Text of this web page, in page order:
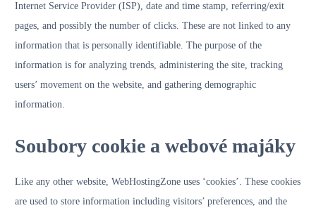
Internet Service Provider (ISP), date and time stamp, referring/exit
pages, and possibly the number of clicks. These are not linked to any
information that is personally identifiable. The purpose of the
information is for analyzing trends, administering the site, tracking
users’ movement on the website, and gathering demographic
information.
Soubory cookie a webové majáky
Like any other website, WebHostingZone uses ‘cookies’. These cookies
are used to store information including visitors’ preferences, and the